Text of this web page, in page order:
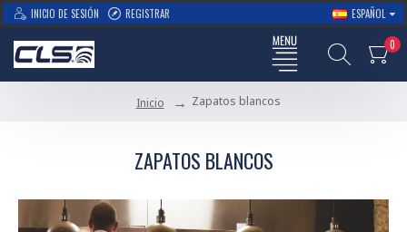
INICIO DE SESIÓN REGISTRAR ESPAÑOL
0
Inicio Zapatos blancos
ZAPATOS BLANCOS